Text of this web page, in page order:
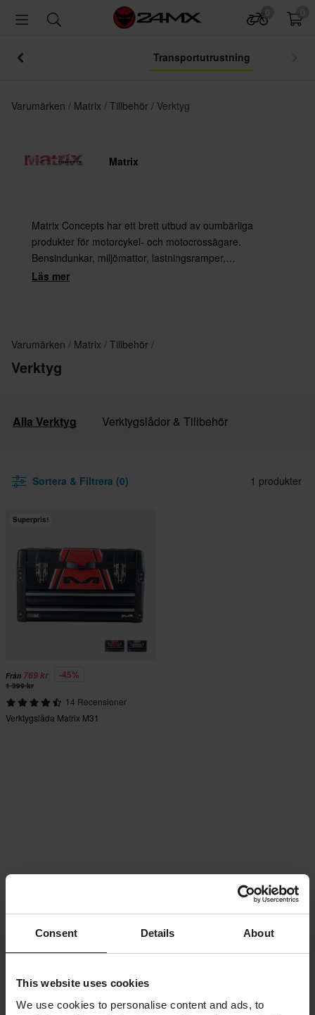
Consent Details About
This website uses cookies
We use cookies to personalise content and ads, to
Transportutrustning
Varumärken Matrix Tillbehör Verktyg
Matrix
Matrix Concepts har ett brett utbud av oumbärliga
produkter för motorcykel- och motocrossägare.
Bensindunkar, miljömattor, lastningsramper,
verktygslådor och mekpallar – allt tillverkat av
Läs mer
Varumärken Matrix Tillbehör
Verktyg
Alla Verktyg Verktygslådor & Tillbehör
Sortera & Filtrera (0) 1 produkter
Superpris!
Från 769 kr -45%
1 399 kr
14 Recensioner
Verktygslåda Matrix M31